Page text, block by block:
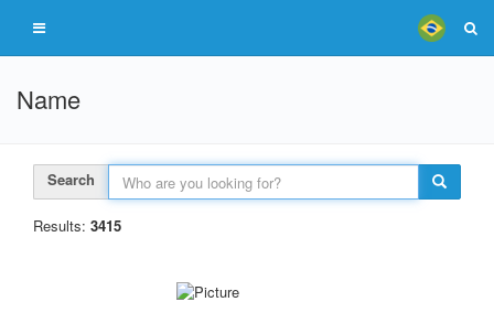
Name
Search
Results: 3415